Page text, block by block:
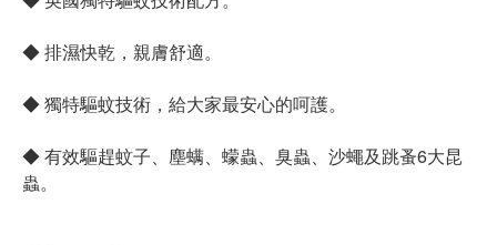
◆ 排濕快乾，親膚舒適。
◆ 獨特驅蚊技術，給大家最安心的呵護。
◆ 有效驅趕蚊子、塵螨、蠓蟲、臭蟲、沙蠅及跳蚤6大昆
蟲。